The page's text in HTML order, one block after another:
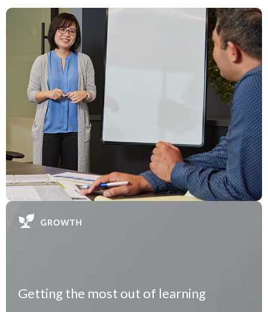
Getting the most out of learning